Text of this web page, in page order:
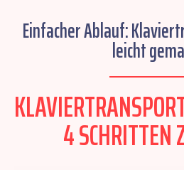
Einfacher Ablauf:
leicht
4 SCHRITTEN